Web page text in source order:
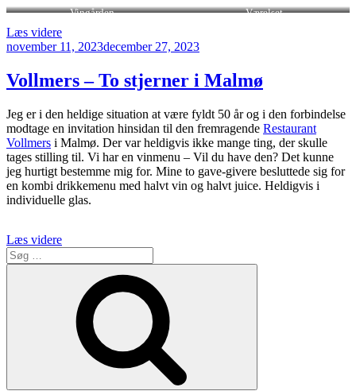
Vingården Værelset
Læs videre“Flädie
Mat
Vingård
byder
svensk
vin
og
maximal
hygge”
Udgivet
november 11, 2023december 27, 2023
Vollmers – To stjerner i Malmø
Jeg er i den heldige situation at være fyldt 50 år og i den forbindelse
modtage en invitation hinsidan til den fremragende Restaurant
Vollmers i Malmø. Der var heldigvis ikke mange ting, der skulle
tages stilling til. Vi har en vinmenu – Vil du have den? Det kunne
jeg hurtigt bestemme mig for. Mine to gave-givere besluttede sig for
en kombi drikkemenu med halvt vin og halvt juice. Heldigvis i
individuelle glas.
Læs videre“Vollmers
To
stjerner
Malmø”
Søg
efter: